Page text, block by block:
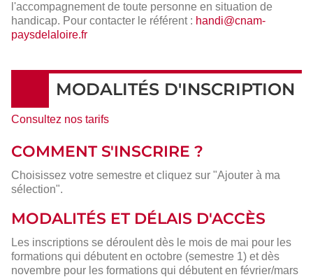
l'accompagnement de toute personne en situation de
handicap. Pour contacter le référent : handi@cnam-
paysdelaloire.fr
MODALITÉS D'INSCRIPTION
Consultez nos tarifs
COMMENT S'INSCRIRE ?
Choisissez votre semestre et cliquez sur "Ajouter à ma
sélection".
MODALITÉS ET DÉLAIS D'ACCÈS
Les inscriptions se déroulent dès le mois de mai pour les
formations qui débutent en octobre (semestre 1) et dès
novembre pour les formations qui débutent en février/mars